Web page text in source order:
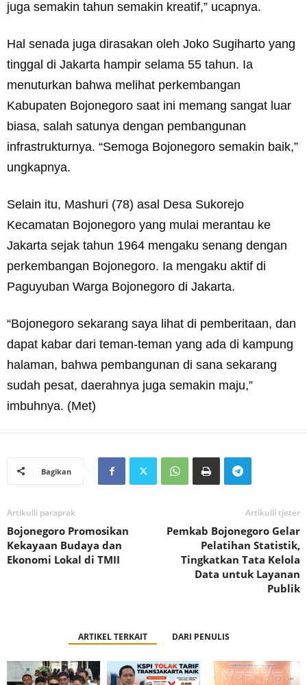
juga semakin tahun semakin kreatif,” ucapnya.
Hal senada juga dirasakan oleh Joko Sugiharto yang
tinggal di Jakarta hampir selama 55 tahun. Ia
menuturkan bahwa melihat perkembangan
Kabupaten Bojonegoro saat ini memang sangat luar
biasa, salah satunya dengan pembangunan
infrastrukturnya. “Semoga Bojonegoro semakin baik,”
ungkapnya.
Selain itu, Mashuri (78) asal Desa Sukorejo
Kecamatan Bojonegoro yang mulai merantau ke
Jakarta sejak tahun 1964 mengaku senang dengan
perkembangan Bojonegoro. Ia mengaku aktif di
Paguyuban Warga Bojonegoro di Jakarta.
“Bojonegoro sekarang saya lihat di pemberitaan, dan
dapat kabar dari teman-teman yang ada di kampung
halaman, bahwa pembangunan di sana sekarang
sudah pesat, daerahnya juga semakin maju,”
imbuhnya. (Met)
Bagikan
Artikulli paraprak
Bojonegoro Promosikan
Kekayaan Budaya dan
Ekonomi Lokal di TMII
Artikulli tjetër
Pemkab Bojonegoro Gelar
Pelatihan Statistik,
Tingkatkan Tata Kelola
Data untuk Layanan
Publik
ARTIKEL TERKAIT DARI PENULIS